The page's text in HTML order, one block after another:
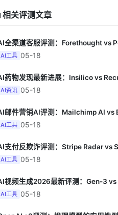
相关评测文章
AI工具 05-18
AI资讯 05-18
AI工具 05-18
AI工具 05-18
AI工具 05-18